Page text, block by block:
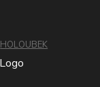
HOLOUBEK